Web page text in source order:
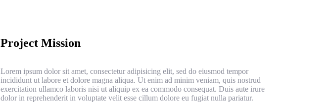
Project Mission
Lorem ipsum dolor sit amet, consectetur adipisicing elit, sed do eiusmod tempor
incididunt ut labore et dolore magna aliqua. Ut enim ad minim veniam, quis nostrud
exercitation ullamco laboris nisi ut aliquip ex ea commodo consequat. Duis aute irure
dolor in reprehenderit in voluptate velit esse cillum dolore eu fugiat nulla pariatur.